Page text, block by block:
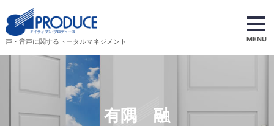
声・音声に関するトータルマネジメント MENU
有隅 融